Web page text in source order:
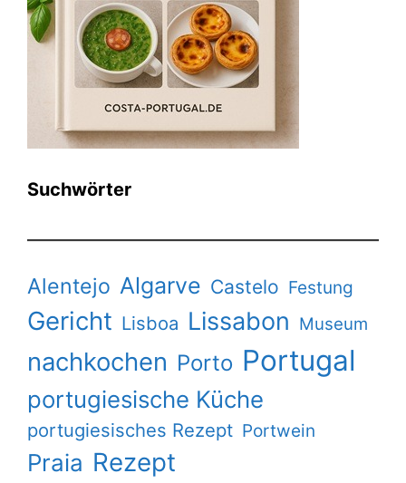
Suchwörter
Alentejo Algarve Castelo Festung
Gericht Lisboa Lissabon Museum
nachkochen Porto Portugal
portugiesische Küche
portugiesisches Rezept Portwein
Praia Rezept